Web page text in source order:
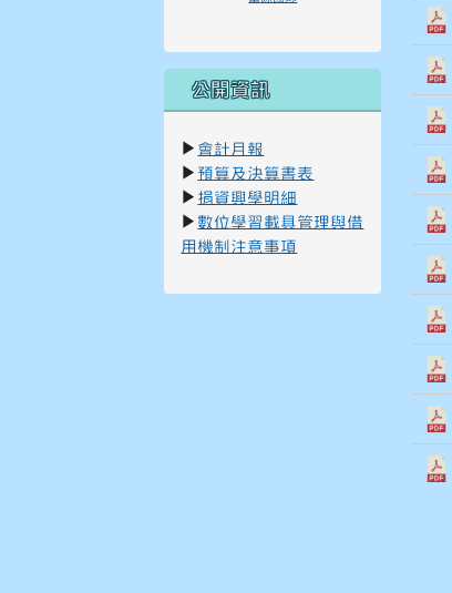
公開資訊
▶ 會計月報
▶ 預算及決算書表
▶ 捐資興學明細
▶ 數位學習載具管理與借
用機制注意事項